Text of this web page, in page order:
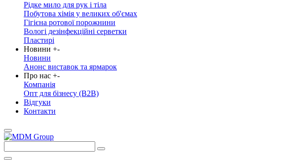
Рідке мило для рук і тіла
Побутова хімія у великих об'ємах
Гігієна ротової порожнини
Вологі дезінфекційні серветки
Пластирі
Новини +-
Новини
Анонс виставок та ярмарок
Про нас +-
Компанія
Опт для бізнесу (B2B)
Відгуки
Контакти